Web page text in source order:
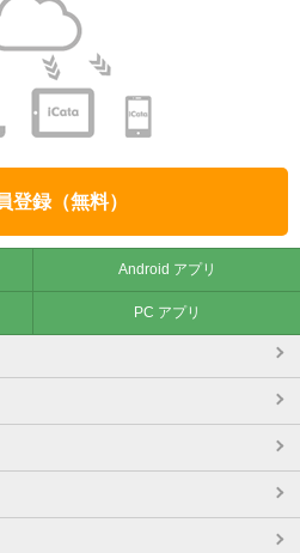
登録（無料）
Android アプリ
PC アプリ